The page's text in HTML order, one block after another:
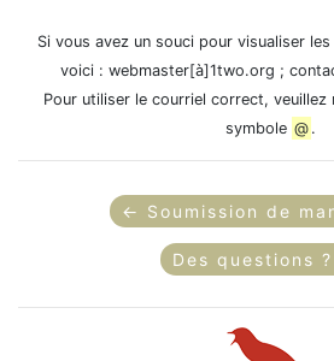
Si vous avez un souci pour visualiser
voici : webmaster[à]1two.org ;
Pour utiliser le courriel correct, veuillez
symbole @ .
← Soumission de
Des questions